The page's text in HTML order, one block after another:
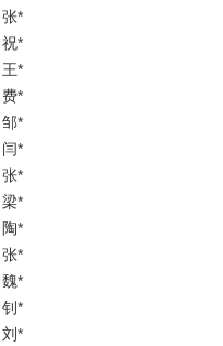
张*
祝*
王*
费*
邹*
闫*
张*
梁*
陶*
张*
魏*
钊*
刘*